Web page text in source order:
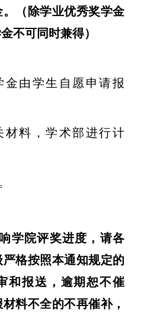
（除学业优秀奖学金
不可同时兼得）
金由学生自愿申请报
材料，学术部进行计
学院评奖进度，请各
格按照本通知规定的
和报送，逾期恕不催
料不全的不再催补，